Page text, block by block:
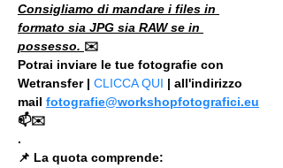
Consigliamo di mandare i files in
formato sia JPG sia RAW se in
possesso. ✉️
Potrai inviare le tue fotografie con
Wetransfer | CLICCA QUI | all'indirizzo
mail fotografie@workshopfotografici.eu
📫✉️
.
📌 La quota comprende: